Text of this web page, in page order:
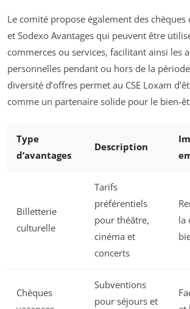
Le comité propose également des chèques
et Sodexo Avantages qui peuvent être
commerces ou services, facilitant ainsi les
personnelles pendant ou hors de la
diversité d’offres permet au CSE Loxam
comme un partenaire solide pour le bien-
Type
d’avantages
Description
Billetterie
culturelle
Tarifs
préférentiels
pour théâtre,
cinéma et
concerts
la
Chèques
Subventions
pour séjours et